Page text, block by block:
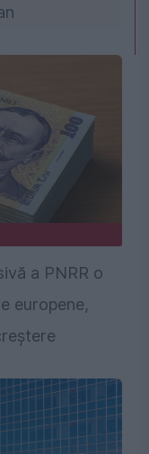
a PNRR o
europene,